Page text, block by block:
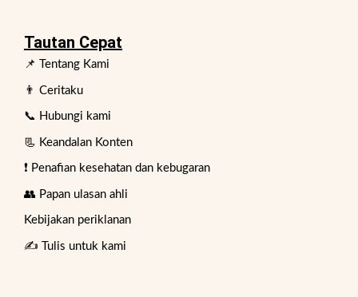
Tautan Cepat
📌 Tentang Kami
👨 Ceritaku
📞 Hubungi kami
📃 Keandalan Konten
❗ Penafian kesehatan dan kebugaran
👥 Papan ulasan ahli
Kebijakan periklanan
✍️ Tulis untuk kami